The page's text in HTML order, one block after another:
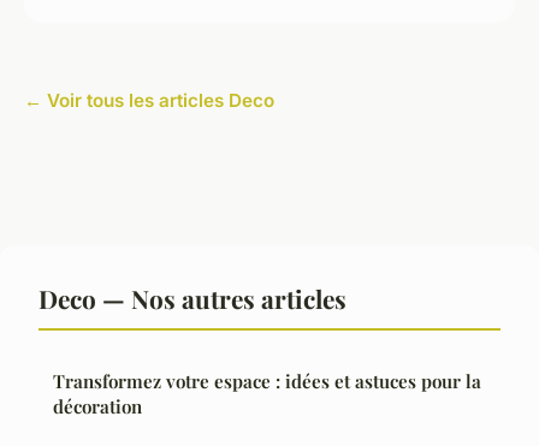
← Voir tous les articles Deco
Deco — Nos autres articles
Transformez votre espace : idées et astuces pour la
décoration